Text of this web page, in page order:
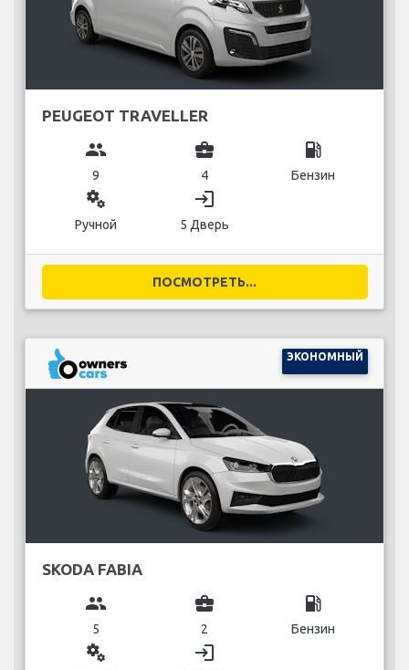
PEUGEOT TRAVELLER
group
9
business_center
4
local_gas_station
Бензин
miscellaneous_services
Ручной
login
5 Дверь
ПОСМОТРЕТЬ...
ЭКОНОМНЫЙ
SKODA FABIA
group
5
business_center
2
local_gas_station
Бензин
miscellaneous_services login